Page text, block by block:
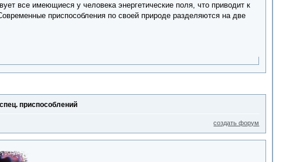
все имеющиеся у человека энергетические поля, что приводит к
приспособления по своей природе разделяются на две
приспособлений
создать форум